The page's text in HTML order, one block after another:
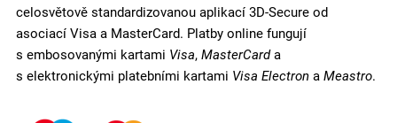
celosvětově standardizovanou aplikací 3D-Secure od
asociací Visa a MasterCard. Platby online fungují
s embosovanými kartami Visa, MasterCarda
s elektronickými platebními kartami Visa Electron a Meastro.